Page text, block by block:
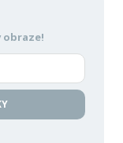
obraze!